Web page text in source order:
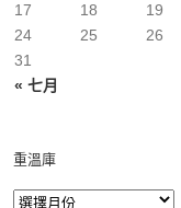
« 七月
17
18 19
24
25 26
31
重溫庫